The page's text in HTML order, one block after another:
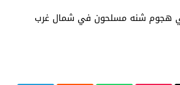
في هجوم شنه مسلحون في شمال غرب